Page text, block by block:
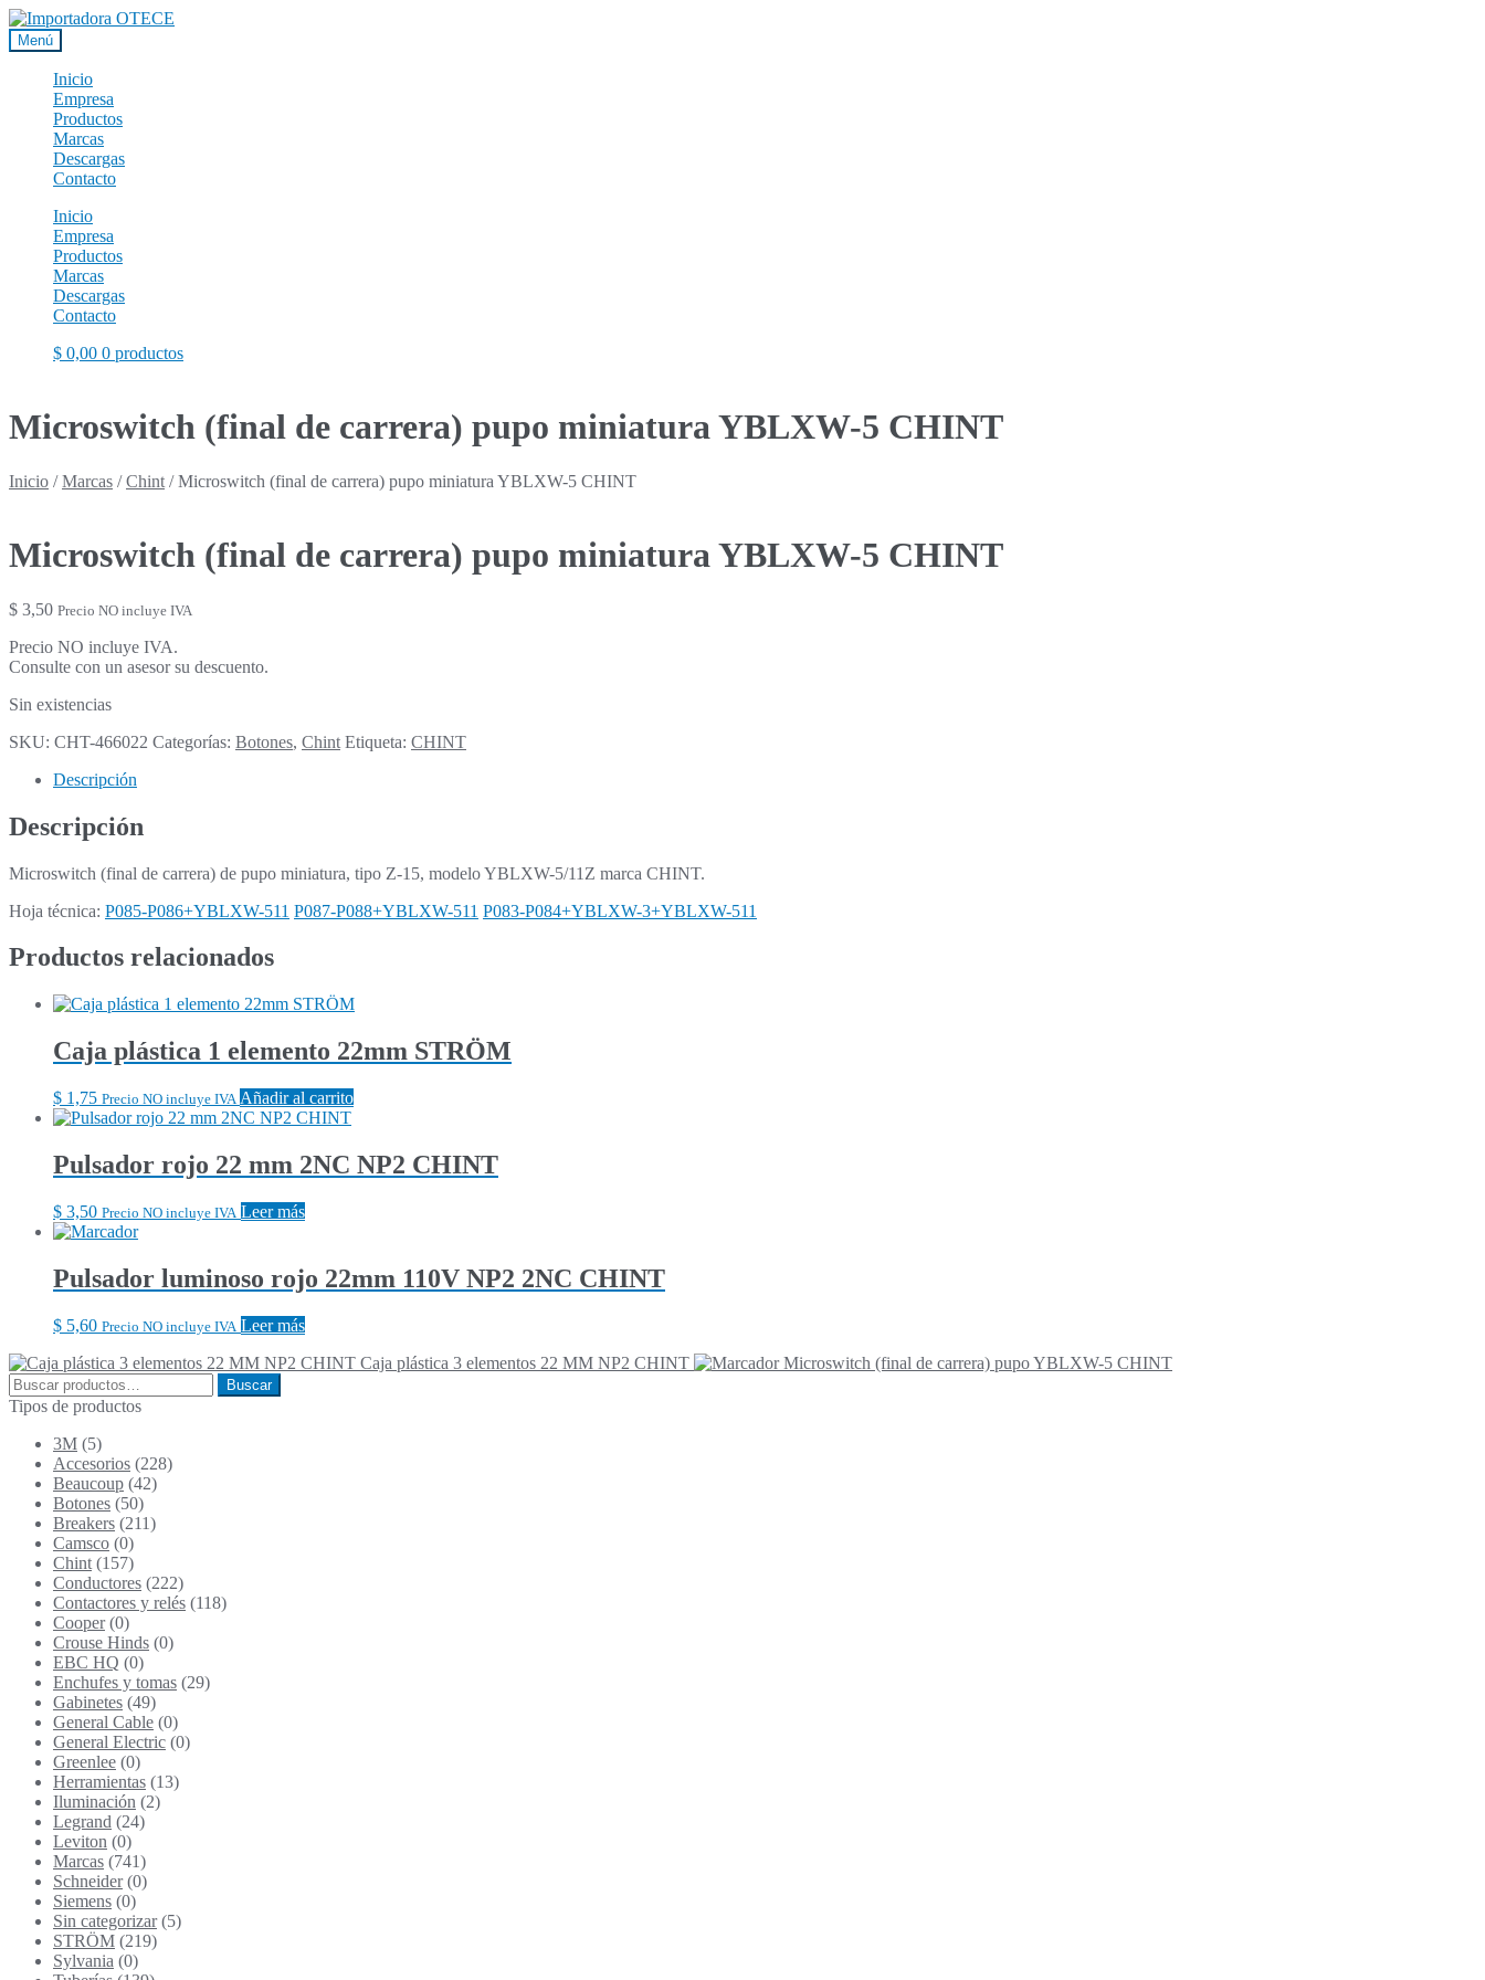
Ir
a
la
navegación
Ir
al
contenido
Menú
Inicio
Empresa
Productos
Marcas
Descargas
Contacto
Inicio
Empresa
Productos
Marcas
Descargas
Contacto
$ 0,00 0 productos
Microswitch (final de carrera) pupo miniatura YBLXW-5 CHINT
Inicio /Marcas /Chint /Microswitch (final de carrera) pupo miniatura YBLXW-5 CHINT
Microswitch (final de carrera) pupo miniatura YBLXW-5 CHINT
$ 3,50 Precio NO incluye IVA
Precio NO incluye IVA.
Consulte con un asesor su descuento.
Sin existencias
SKU: CHT-466022 Categorías: Botones, Chint Etiqueta: CHINT
Descripción
Descripción
Microswitch (final de carrera) de pupo miniatura, tipo Z-15, modelo YBLXW-5/11Z marca CHINT.
Hoja técnica: P085-P086+YBLXW-511 P087-P088+YBLXW-511 P083-P084+YBLXW-3+YBLXW-511
Productos relacionados
Caja plástica 1 elemento 22mm STRÖM
$ 1,75 Precio NO incluye IVA Añadir al carrito
Pulsador rojo 22 mm 2NC NP2 CHINT
$ 3,50 Precio NO incluye IVA Leer más
Pulsador luminoso rojo 22mm 110V NP2 2NC CHINT
$ 5,60 Precio NO incluye IVA Leer más
Caja plástica 3 elementos 22 MM NP2 CHINT
Microswitch (final de carrera) pupo YBLXW-5 CHINT
Buscar
por:
Buscar
Tipos de productos
3M (5)
Accesorios (228)
Beaucoup (42)
Botones (50)
Breakers (211)
Camsco (0)
Chint (157)
Conductores (222)
Contactores y relés (118)
Cooper (0)
Crouse Hinds (0)
EBC HQ (0)
Enchufes y tomas (29)
Gabinetes (49)
General Cable (0)
General Electric (0)
Greenlee (0)
Herramientas (13)
Iluminación (2)
Legrand (24)
Leviton (0)
Marcas (741)
Schneider (0)
Siemens (0)
Sin categorizar (5)
STRÖM (219)
Sylvania (0)